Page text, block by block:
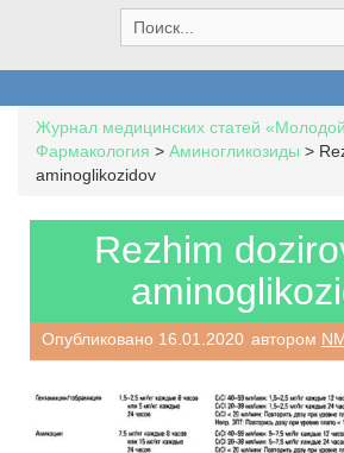
e
a
h
f
o
Журнал медицинских статей
Фармакология > Аминогликозиды >
aminoglikozidov
Rezhim
Опубликовано 16.01.2020 автором